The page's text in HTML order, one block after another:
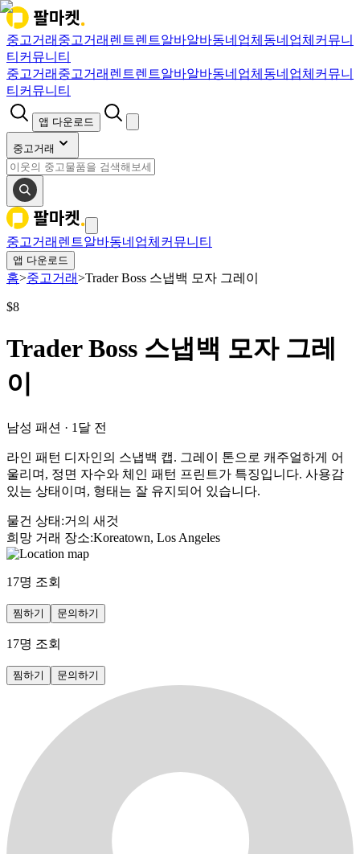
중고거래 중고거래 렌트렌트알바알바동네업체 동네업체 커뮤니
티 커뮤니티
중고거래 중고거래 렌트렌트알바알바동네업체 동네업체 커뮤니
티 커뮤니티
앱 다운로드
중고거래
중고거래 렌트알바동네업체 커뮤니티
앱 다운로드
홈>중고거래>Trader Boss 스냅백 모자 그레이
$8
Trader Boss 스냅백 모자 그레
이
남성 패션 · 1달 전
라인 패턴 디자인의 스냅백 캡. 그레이 톤으로 캐주얼하게 어
울리며, 정면 자수와 체인 패턴 프린트가 특징입니다. 사용감
있는 상태이며, 형태는 잘 유지되어 있습니다.
물건 상태 :거의 새것
희망 거래 장소:Koreatown, Los Angeles
17명 조회
찜하기 문의하기
17명 조회
찜하기 문의하기